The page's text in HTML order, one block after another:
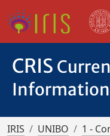
CRIS
IRIS UNIBO
1 -